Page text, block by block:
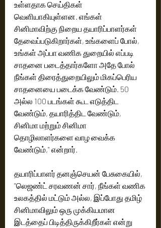
உள்ளதாக செய்திகள்
வெளியாகியுள்ளன. எங்கள்
சினிமாவிற்கு நிறைய தயாரிப்பாளர்கள்
தேவைப்படுகிறார்கள், உங்களைப் போல்,
உங்கள் அப்பா வணிக துறையில் எப்படி
சாதனை படைத்தார்களோ அதே போல்
நீங்கள் திரைத்துறையிலும் மிகப்பெரிய
சாதனையை படைக்க வேண்டும். 50
அல்ல 100 படங்கள் கூட எடுத்திட
வேண்டும், தயாரித்திட வேண்டும்,
சினிமா மற்றும் சினிமா
தொழிலாளர்களை வாழ வைக்க
வேண்டும்," என்றார்.
தயாரிப்பாளர் தனஞ்செயன் பேசுகையில்,
"லெஜண்ட் சரவணன் சார், நீங்கள் வணிக
உலகத்தில் மட்டும் அல்ல, இப்போது தமிழ்
சினிமாவிலும் ஒரு முக்கியமான
இடத்தைப் பிடித்திருக்கிறீர்கள் என்று